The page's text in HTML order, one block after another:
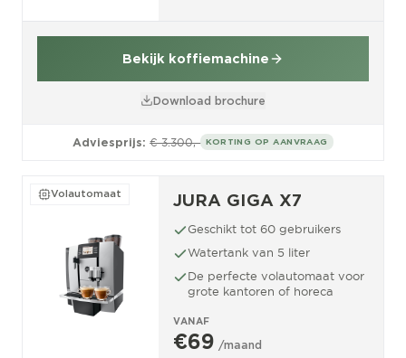
Bekijk koffiemachine
Download brochure
Adviesprijs: € 3.300,- KORTING OP AANVRAAG
Volautomaat JURA GIGA X7
Geschikt tot 60 gebruikers
Watertank van 5 liter
De perfecte volautomaat voor
grote kantoren of horeca
VANAF
€69 /maand